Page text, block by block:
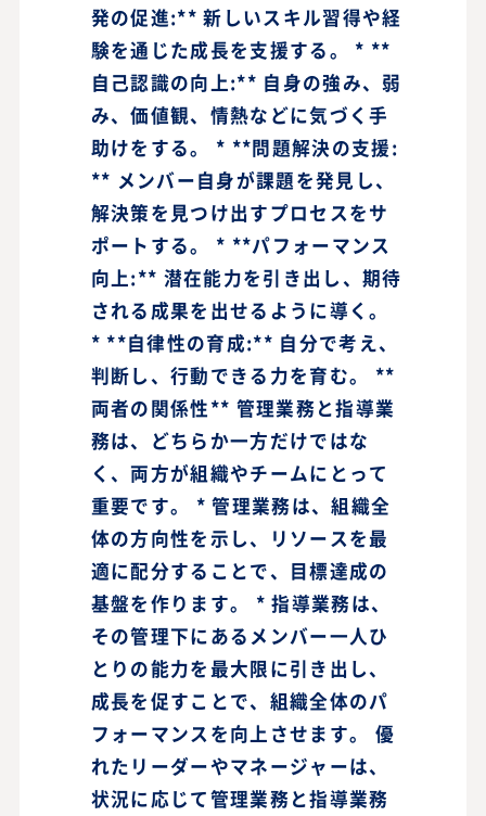
発の促進:** 新しいスキル習得や経
験を通じた成長を支援する。 * **
自己認識の向上:** 自身の強み、弱
み、価値観、情熱などに気づく手
助けをする。 * **問題解決の支援:
** メンバー自身が課題を発見し、
解決策を見つけ出すプロセスをサ
ポートする。 * **パフォーマンス
向上:** 潜在能力を引き出し、期待
される成果を出せるように導く。
* **自律性の育成:** 自分で考え、
判断し、行動できる力を育む。 **
両者の関係性** 管理業務と指導業
務は、どちらか一方だけではな
く、両方が組織やチームにとって
重要です。 * 管理業務は、組織全
体の方向性を示し、リソースを最
適に配分することで、目標達成の
基盤を作ります。 * 指導業務は、
その管理下にあるメンバー一人ひ
とりの能力を最大限に引き出し、
成長を促すことで、組織全体のパ
フォーマンスを向上させます。 優
れたリーダーやマネージャーは、
状況に応じて管理業務と指導業務